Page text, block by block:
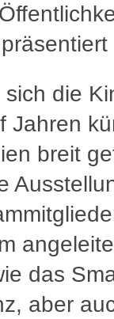
die
Jahren
breit
das
aber